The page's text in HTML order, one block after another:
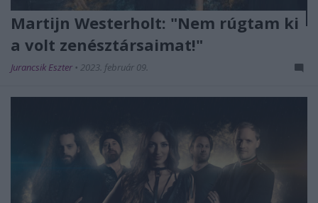
Martijn Westerholt: "Nem rúgtam ki
a volt zenésztársaimat!"
Jurancsik Eszter • 2023. február 09.